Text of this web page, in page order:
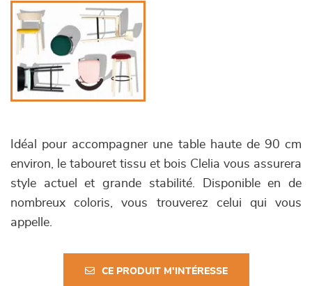
Idéal pour accompagner une table haute de 90 cm
environ, le tabouret tissu et bois Clelia vous assurera
style actuel et grande stabilité. Disponible en de
nombreux coloris, vous trouverez celui qui vous
appelle.
CE PRODUIT M'INTÉRESSE